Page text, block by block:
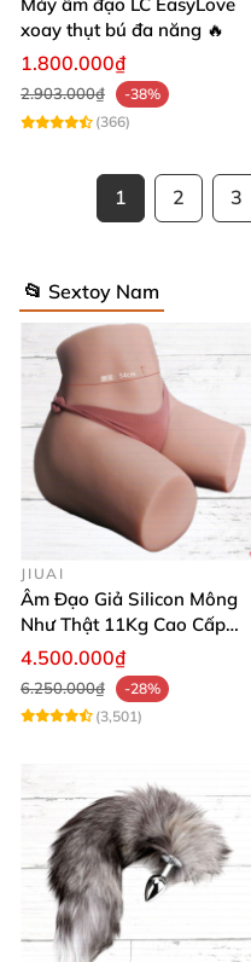
xoay thụt bú đa năng 🔥
1.800.000₫
2.903.000₫
-38%
(366)
1 2 3
📂 Sextoy Nam
JIUAI
Âm Đạo Giả Silicon Mông
Như Thật 11Kg Cao Cấp
Tăng Khoái Cảm
4.500.000₫
6.250.000₫
-28%
(3,501)